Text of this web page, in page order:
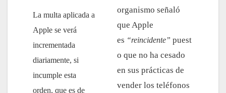
La multa aplicada a
Apple se verá
incrementada
diariamente, si
incumple esta
orden, que es de
organismo señaló
que Apple
es “reincidente” puest
o que no ha cesado
en sus prácticas de
vender los teléfonos